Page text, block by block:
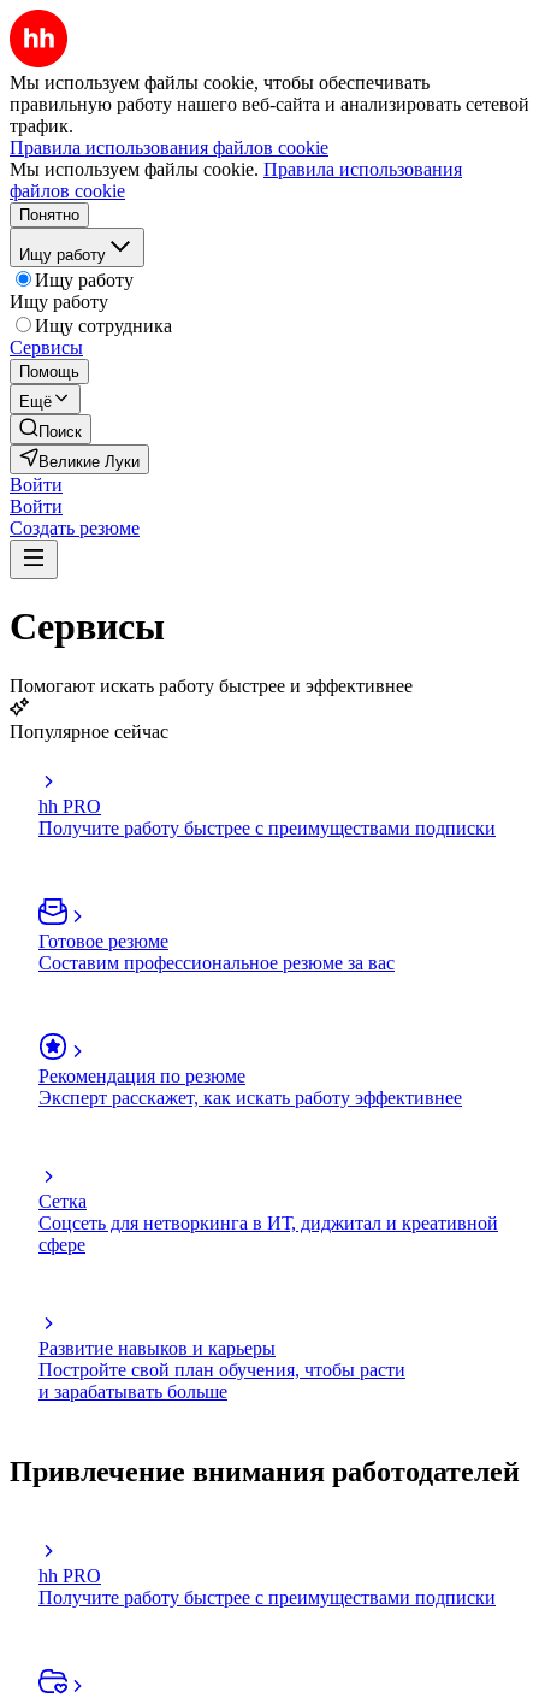
Мы используем файлы cookie, чтобы обеспечивать
правильную работу нашего веб-сайта и анализировать сетевой
трафик.
Правила использования файлов cookie
Мы используем файлы cookie. Правила использования
файлов cookie
Понятно
Ищу работу
Ищу работу
Ищу работу
Ищу сотрудника
Сервисы
Помощь
Ещё
Поиск
Великие Луки
Войти
Войти
Создать резюме
Сервисы
Помогают искать работу быстрее и эффективнее
Популярное сейчас
hh PRO
Получите работу быстрее с преимуществами подписки
Готовое резюме
Составим профессиональное резюме за вас
Рекомендация по резюме
Эксперт расскажет, как искать работу эффективнее
Сетка
Соцсеть для нетворкинга в ИТ, диджитал и креативной
сфере
Развитие навыков и карьеры
Постройте свой план обучения, чтобы расти
и зарабатывать больше
Привлечение внимания работодателей
hh PRO
Получите работу быстрее с преимуществами подписки